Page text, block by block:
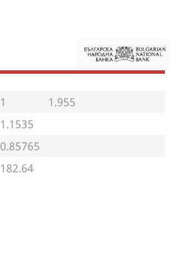
1
1.955
1.1535
0.85765
182.64